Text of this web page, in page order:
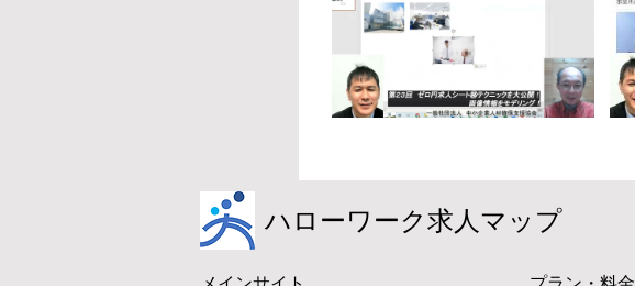
​ハローワーク求人マップ